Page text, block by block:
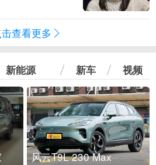
击查看更多
新能源 新车 视频
风云T9L 230 Max